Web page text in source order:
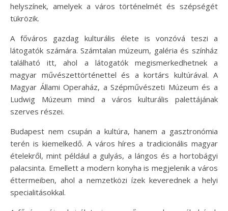
helyszínek, amelyek a város történelmét és szépségét
tükrözik.
A főváros gazdag kulturális élete is vonzóvá teszi a
látogatók számára. Számtalan múzeum, galéria és színház
található itt, ahol a látogatók megismerkedhetnek a
magyar művészettörténettel és a kortárs kultúrával. A
Magyar Állami Operaház, a Szépművészeti Múzeum és a
Ludwig Múzeum mind a város kulturális palettájának
szerves részei.
Budapest nem csupán a kultúra, hanem a gasztronómia
terén is kiemelkedő. A város híres a tradicionális magyar
ételekről, mint például a gulyás, a lángos és a hortobágyi
palacsinta. Emellett a modern konyha is megjelenik a város
éttermeiben, ahol a nemzetközi ízek keverednek a helyi
specialitásokkal.